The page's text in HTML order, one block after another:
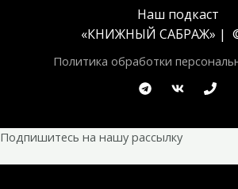
Наш подкаст
«КНИЖНЫЙ САБРАЖ» |
Политика обработки
Подпишитесь на нашу рассылку